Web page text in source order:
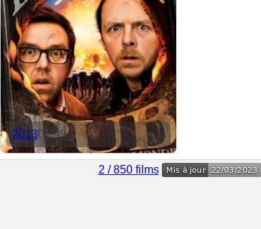
201301:49
2 / 850 films